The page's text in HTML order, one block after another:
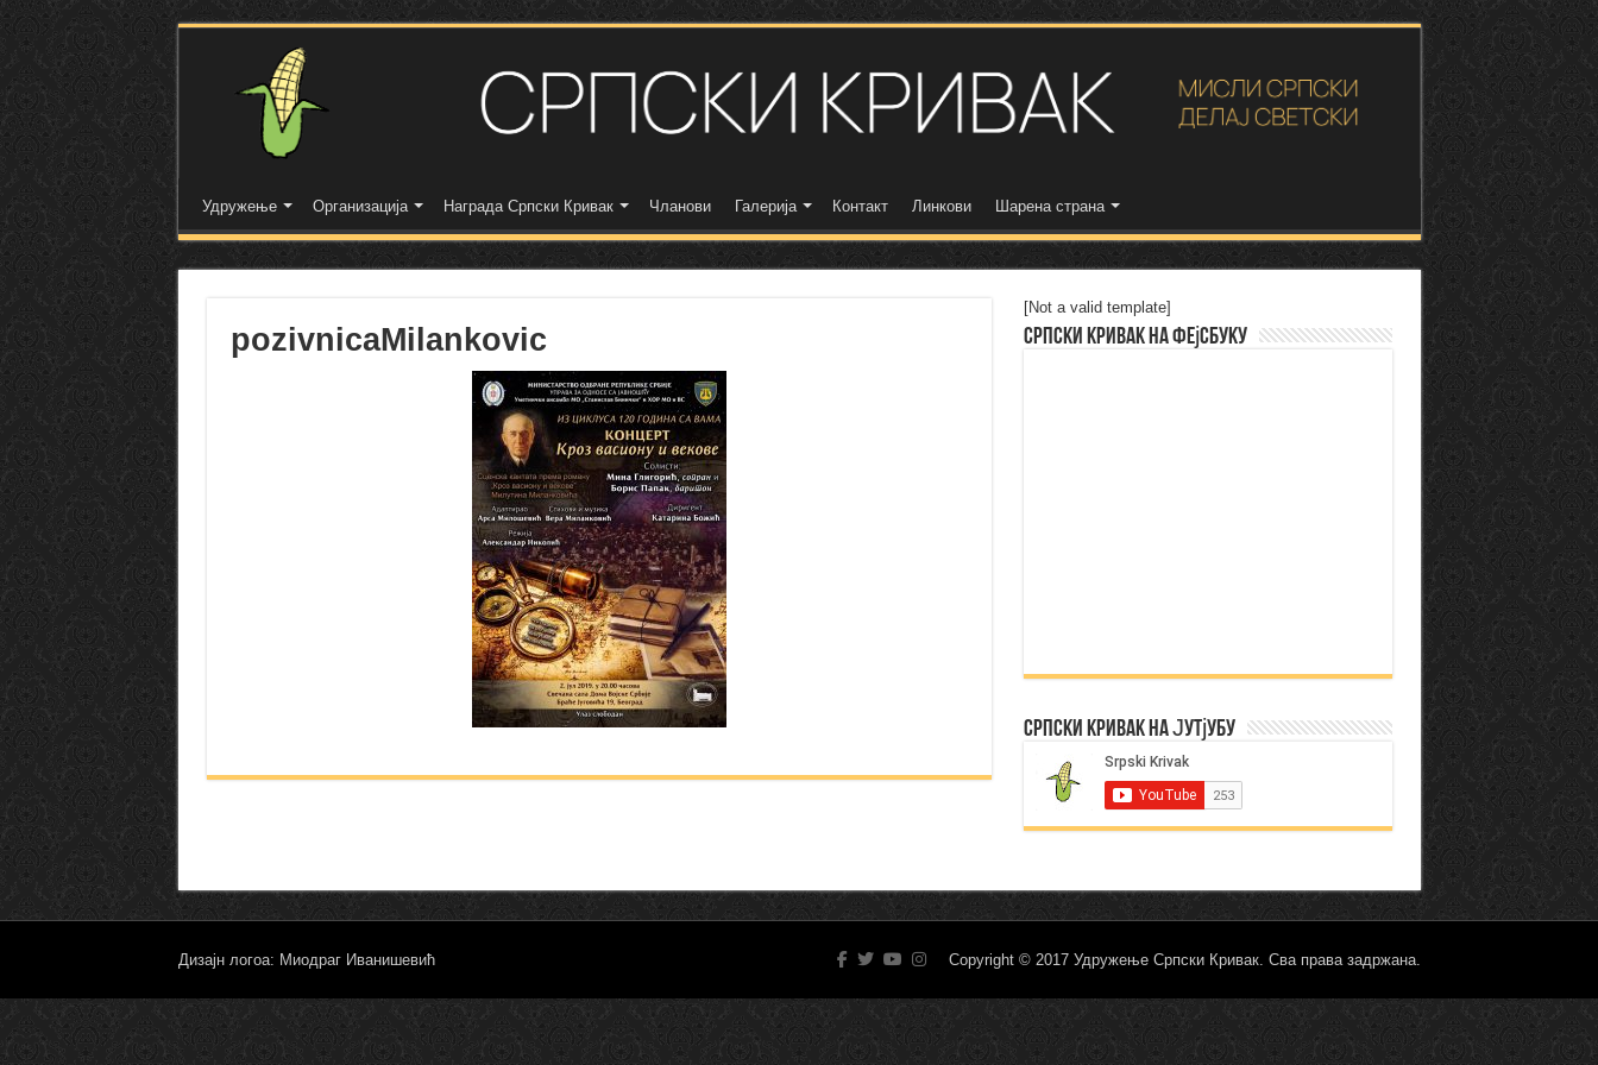
Удружење Организација Награда Српски Кривак Чланови Галерија Контакт Линкови Шарена страна
pozivnicaMilankovic
[Not a valid template]
Српски Кривак на Фејсбуку
Српски Кривак на Јутјубу
Copyright © 2017 Удружење Српски Кривак. Сва права задржана.
Дизајн логоа: Миодраг Иванишевић